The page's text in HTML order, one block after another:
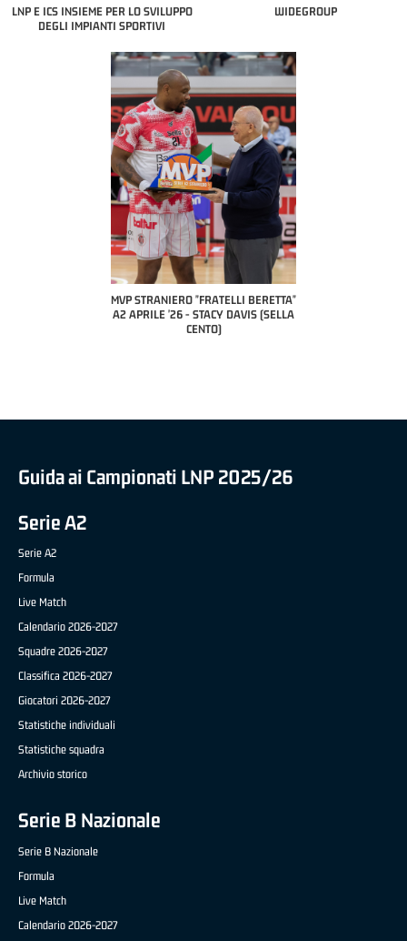
LNP E ICS INSIEME PER LO SVILUPPO
DEGLI IMPIANTI SPORTIVI
WIDEGROUP
"FRATELLI BERETTA"
'26 - STACY DAVIS (SELLA
MVP "FRATELLI BERETTA" SAMUEL
DILAS B NAZIONALE APRILE '26 -
MARCO RESTELLI (TAV TREVIGLIO
Guida ai Campionati LNP 2025/26
Serie A2
Serie A2
Formula
Live Match
Calendario 2026-2027
Squadre 2026-2027
Classifica 2026-2027
Giocatori 2026-2027
Statistiche individuali
Statistiche squadra
Archivio storico
Serie B Nazionale
Serie B Nazionale
Formula
Live Match
Calendario 2026-2027